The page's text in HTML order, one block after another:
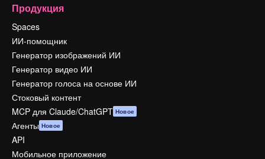
Продукция
Spaces
ИИ-помощник
Генератор изображений ИИ
Генератор видео ИИ
Генератор голоса на основе ИИ
Стоковый контент
MCP для Claude/ChatGPT Новое
Агенты Новое
API
Мобильное приложение